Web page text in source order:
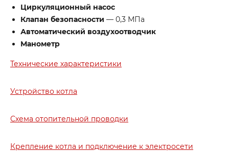
Циркуляционный насос
Клапан безопасности — 0,3 МПа
Автоматический воздухоотводчик
Манометр
Технические характеристики
Устройство котла
Схема отопительной проводки
Крепление котла и подключение к электросети